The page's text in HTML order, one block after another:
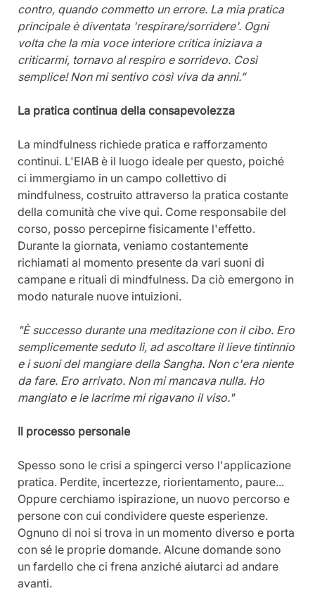
contro, quando commetto un errore. La mia pratica
principale è diventata 'respirare/sorridere'. Ogni
volta che la mia voce interiore critica iniziava a
criticarmi, tornavo al respiro e sorridevo. Così
semplice! Non mi sentivo così viva da anni.”
La pratica continua della consapevolezza
La mindfulness richiede pratica e rafforzamento
continui. L'EIAB è il luogo ideale per questo, poiché
ci immergiamo in un campo collettivo di
mindfulness, costruito attraverso la pratica costante
della comunità che vive qui. Come responsabile del
corso, posso percepirne fisicamente l'effetto.
Durante la giornata, veniamo costantemente
richiamati al momento presente da vari suoni di
campane e rituali di mindfulness. Da ciò emergono in
modo naturale nuove intuizioni.
"È successo durante una meditazione con il cibo. Ero
semplicemente seduto lì, ad ascoltare il lieve tintinnio
e i suoni del mangiare della Sangha. Non c'era niente
da fare. Ero arrivato. Non mi mancava nulla. Ho
mangiato e le lacrime mi rigavano il viso."
Il processo personale
Spesso sono le crisi a spingerci verso l'applicazione
pratica. Perdite, incertezze, riorientamento, paure...
Oppure cerchiamo ispirazione, un nuovo percorso e
persone con cui condividere queste esperienze.
Ognuno di noi si trova in un momento diverso e porta
con sé le proprie domande. Alcune domande sono
un fardello che ci frena anziché aiutarci ad andare
avanti.